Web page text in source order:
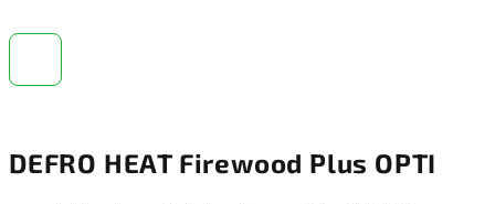
DEFRO HEAT Firewood Plus OPTI